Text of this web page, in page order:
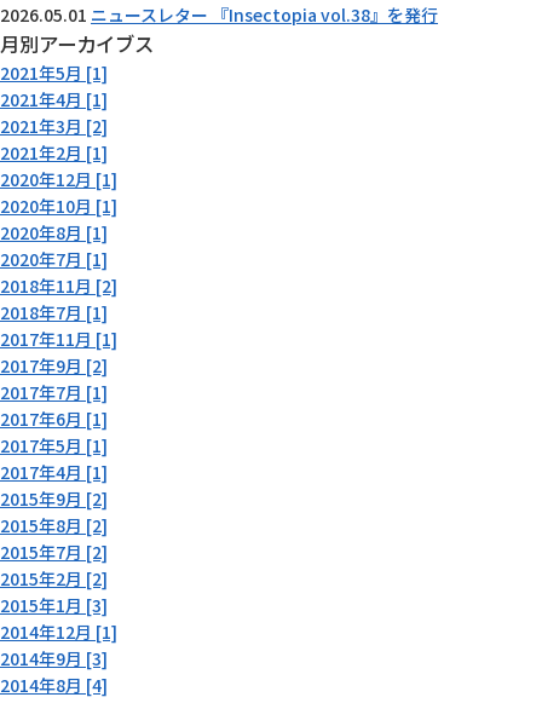
2026.05.01 ニュースレター 『Insectopia vol.38』を発行
月別アーカイブス
2021年5月 [1]
2021年4月 [1]
2021年3月 [2]
2021年2月 [1]
2020年12月 [1]
2020年10月 [1]
2020年8月 [1]
2020年7月 [1]
2018年11月 [2]
2018年7月 [1]
2017年11月 [1]
2017年9月 [2]
2017年7月 [1]
2017年6月 [1]
2017年5月 [1]
2017年4月 [1]
2015年9月 [2]
2015年8月 [2]
2015年7月 [2]
2015年2月 [2]
2015年1月 [3]
2014年12月 [1]
2014年9月 [3]
2014年8月 [4]